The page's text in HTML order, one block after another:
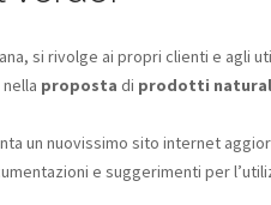
si rivolge ai propri clienti e agli
proposta di prodotti
un nuovissimo sito internet
e suggerimenti per